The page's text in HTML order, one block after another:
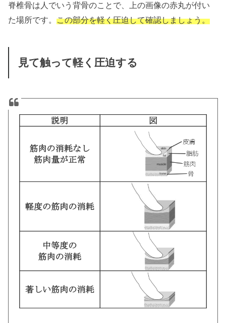
脊椎骨は人でいう背骨のことで、上の画像の赤丸が付い
た場所です。この部分を軽く圧迫して確認しましょう。
見て触って軽く圧迫する